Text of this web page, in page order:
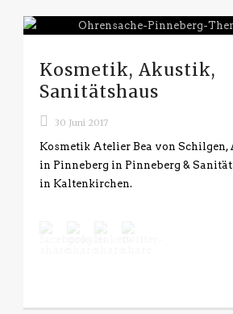
Kosmetik, Akustik,
Sanitätshaus
30 Juni 2017
Kosmetik Atelier Bea von Schilgen,
in Pinneberg in Pinneberg &
in Kaltenkirchen.